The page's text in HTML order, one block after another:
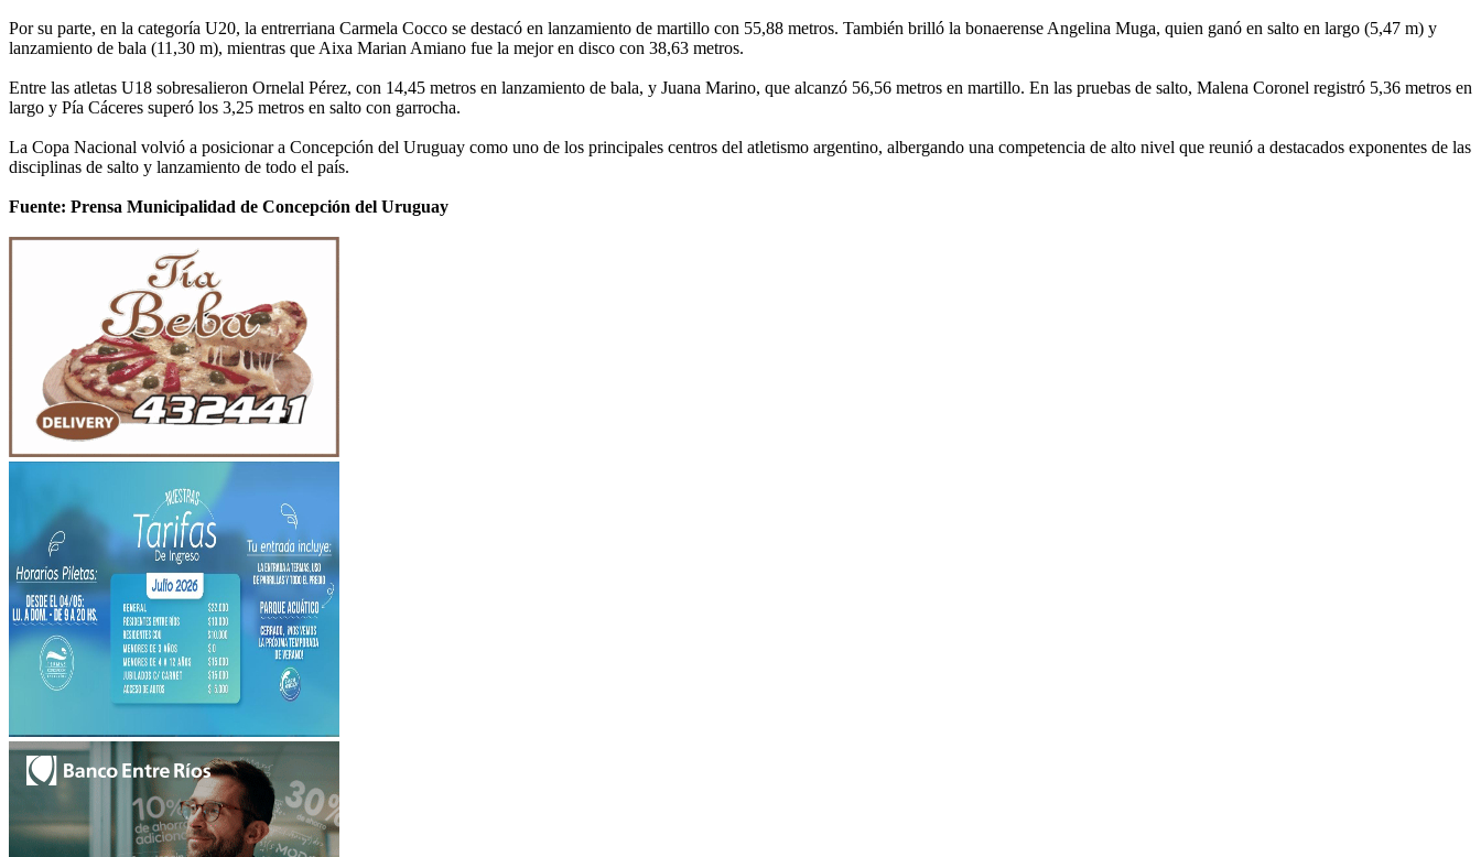
Por su parte, en la categoría U20, la entrerriana Carmela Cocco se destacó en lanzamiento de martillo con 55,88 metros. También brilló la bonaerense Angelina Muga, quien ganó en salto en largo (5,47 m) y
lanzamiento de bala (11,30 m), mientras que Aixa Marian Amiano fue la mejor en disco con 38,63 metros.
Entre las atletas U18 sobresalieron Ornelal Pérez, con 14,45 metros en lanzamiento de bala, y Juana Marino, que alcanzó 56,56 metros en martillo. En las pruebas de salto, Malena Coronel registró 5,36 metros en
largo y Pía Cáceres superó los 3,25 metros en salto con garrocha.
La Copa Nacional volvió a posicionar a Concepción del Uruguay como uno de los principales centros del atletismo argentino, albergando una competencia de alto nivel que reunió a destacados exponentes de las
disciplinas de salto y lanzamiento de todo el país.
Fuente: Prensa Municipalidad de Concepción del Uruguay